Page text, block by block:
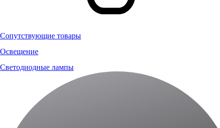
Сопутствующие товары
Освещение
Светодиодные лампы